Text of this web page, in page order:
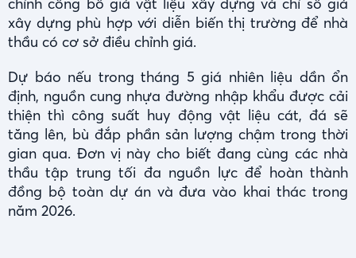
xây dựng phù hợp với diễn biến thị trường để nhà
thầu có cơ sở điều chỉnh giá.
Dự báo nếu trong tháng 5 giá nhiên liệu dần ổn
định, nguồn cung nhựa đường nhập khẩu được cải
thiện thì công suất huy động vật liệu cát, đá sẽ
tăng lên, bù đắp phần sản lượng chậm trong thời
gian qua. Đơn vị này cho biết đang cùng các nhà
thầu tập trung tối đa nguồn lực để hoàn thành
đồng bộ toàn dự án và đưa vào khai thác trong
năm 2026.